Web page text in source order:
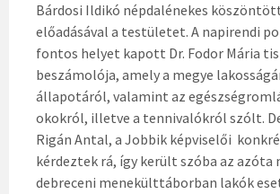
Bárdosi Ildikó népdalénekes
előadásával a testületet. A napirendi
fontos helyet kapott Dr. Fodor Mária
beszámolója, amely a megye
állapotáról, valamint az
okokról, illetve a tennivalókról szólt.
Rigán Antal, a Jobbik képviselői
kérdeztek rá, így került szóba az azóta
debreceni menekülttáborban lakók